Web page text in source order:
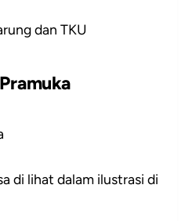
dan TKU
di lihat dalam ilustrasi di